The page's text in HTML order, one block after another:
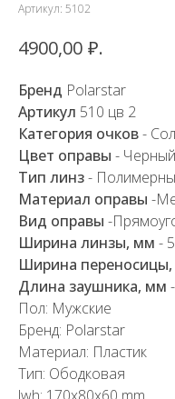
Артикул: 5102
4900,00 ₽.
Бренд Polarstar
Артикул 510 цв 2
Категория очков-
Цвет оправы - Черный
Тип линз-
Материал оправы -
Вид оправы -
Ширина линзы, мм -
Ширина
Длина заушника, мм
Пол: Мужские
Бренд: Polarstar
Материал: Пластик
Тип: Ободковая